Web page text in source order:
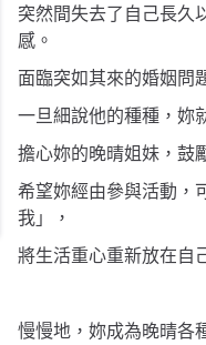
突然間失去了自己長久
感。
面臨突如其來的婚姻問
一旦細說他的種種，妳
擔心妳的晚晴姐妹，鼓
希望妳經由參與活動，
我」，
將生活重心重新放在自
慢慢地，妳成為晚晴各